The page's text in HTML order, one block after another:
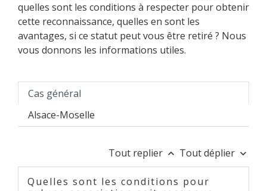
quelles sont les conditions à respecter pour obtenir
cette reconnaissance, quelles en sont les
avantages, si ce statut peut vous être retiré ? Nous
vous donnons les informations utiles.
Cas général
Alsace-Moselle
Tout replier keyboard_arrow_up Tout déplier keyboard_arrow_down
Quelles sont les conditions pour